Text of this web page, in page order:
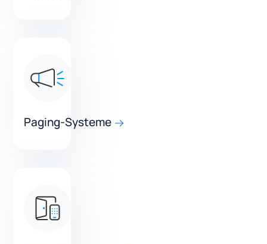
Paging-Systeme